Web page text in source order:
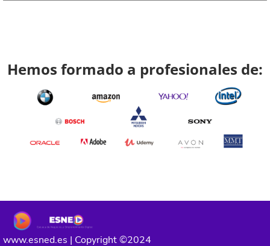
Hemos formado a profesionales de:
www.esned.es | Copyright ©2024